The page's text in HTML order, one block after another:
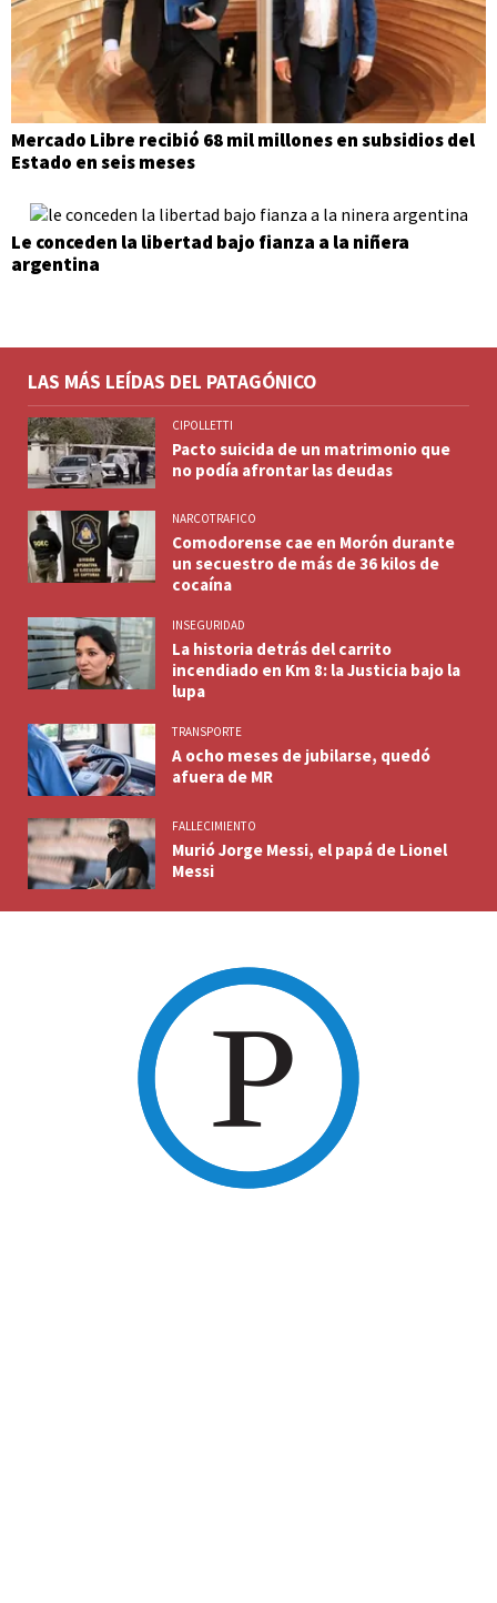
Mercado Libre recibió 68 mil millones en subsidios del
Estado en seis meses
Le conceden la libertad bajo fianza a la niñera
argentina
LAS MÁS LEÍDAS DEL PATAGÓNICO
CIPOLLETTI
Pacto suicida de un matrimonio que
no podía afrontar las deudas
NARCOTRAFICO
Comodorense cae en Morón durante
un secuestro de más de 36 kilos de
cocaína
INSEGURIDAD
La historia detrás del carrito
incendiado en Km 8: la Justicia bajo la
lupa
TRANSPORTE
A ocho meses de jubilarse, quedó
afuera de MR
FALLECIMIENTO
Murió Jorge Messi, el papá de Lionel
Messi